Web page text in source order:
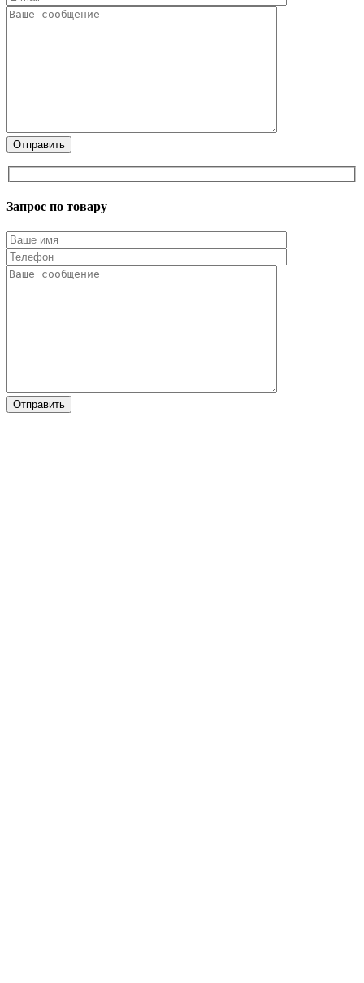
Запрос по товару